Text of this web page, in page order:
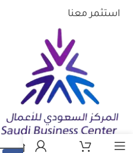
استثمر معنا